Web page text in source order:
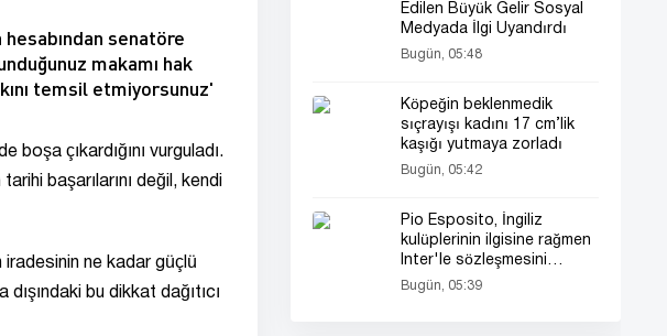
senatöre
makamı hak
temsil etmiyorsunuz'
boşa çıkardığını vurguladı.
başarılarını değil, kendi
iradesinin ne kadar güçlü
bu dikkat dağıtıcı
Edilen Büyük Gelir Sosyal
Medyada İlgi Uyandırdı
Bugün, 05:48
Köpeğin beklenmedik
sıçrayışı kadını 17 cm’lik
kaşığı yutmaya zorladı
Bugün, 05:42
Pio Esposito, İngiliz
kulüplerinin ilgisine rağmen
Inter'le sözleşmesini
uzatabilir
Bugün, 05:39